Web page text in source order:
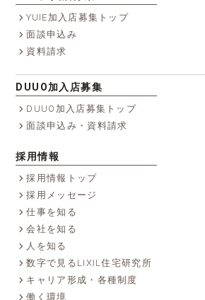
YUIE加入店募集トップ
面談申込み
資料請求
DUUO加入店募集
DUUO加入店募集トップ
面談申込み・資料請求
採用情報
採用情報トップ
採用メッセージ
仕事を知る
会社を知る
人を知る
数字で見るLIXIL住宅研究所
キャリア形成・各種制度
働く環境